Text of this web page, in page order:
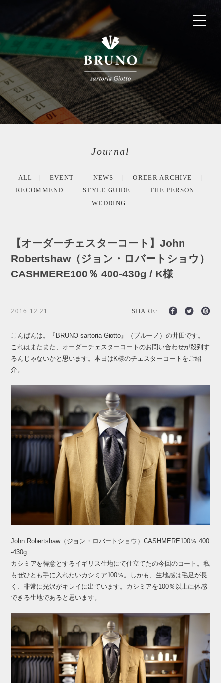
Journal
ALL EVENT NEWS
ORDER ARCHIVE
RECOMMEND
STYLE GUIDE
THE PERSON
WEDDING
【オーダーチェスターコート】John
Robertshaw（ジョン・ロバートショウ）
CASHMERE100％ 400-430g / K様
2016.12.21 SHARE:
こんばんは。『BRUNO sartoria Giotto』（ブルーノ）の井田です。
これはまたまた、オーダーチェスターコートのお問い合わせが殺到す
るんじゃないかと思います。本日はK様のチェスターコートをご紹
介。
John Robertshaw（ジョン・ロバートショウ）CASHMERE100％ 400
-430g
カシミアを得意とするイギリス生地にて仕立てたの今回のコート。私
もぜひとも手に入れたいカシミア100％。しかも、生地感は毛足が長
く、非常に光沢がキレイに出ています。カシミアを100％以上に体感
できる生地であると思います。